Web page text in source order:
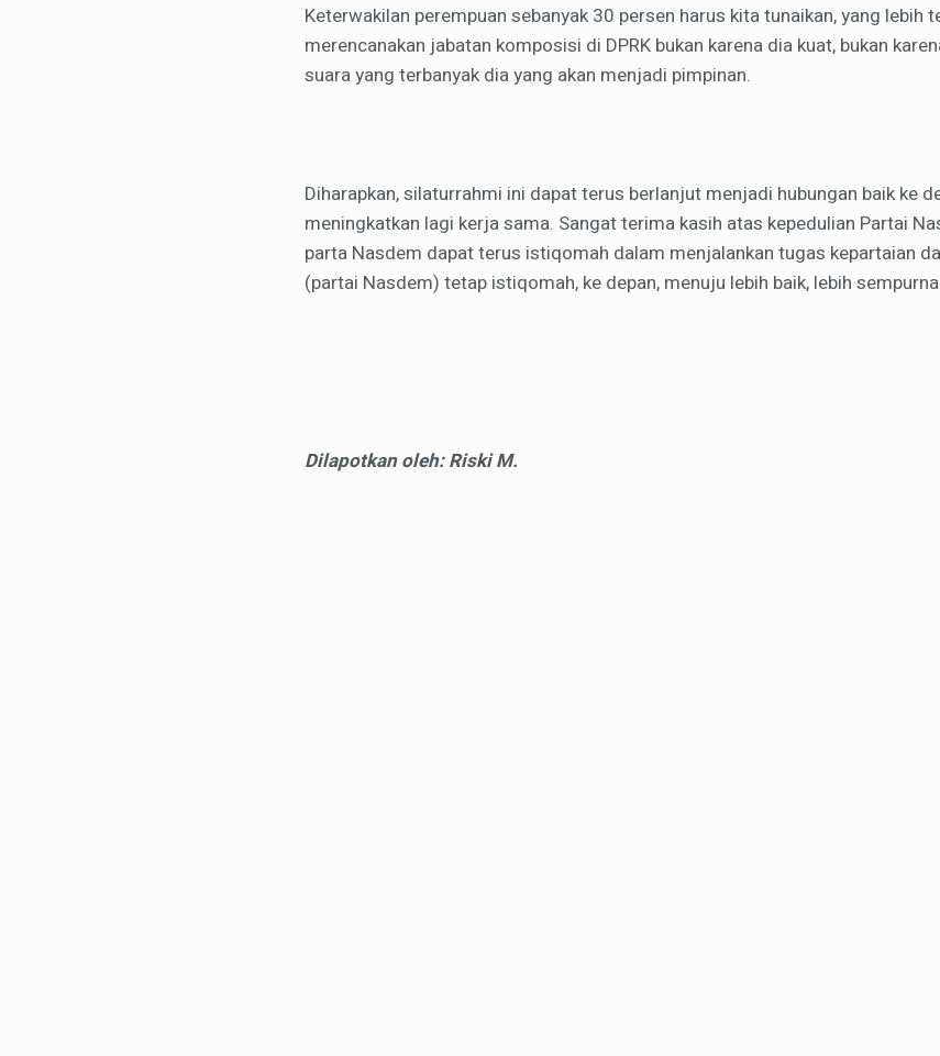
Keterwakilan perempuan sebanyak 30 persen harus kita tunaikan, yang lebih
merencanakan jabatan komposisi di DPRK bukan karena dia kuat, bukan
suara yang terbanyak dia yang akan menjadi pimpinan.
Diharapkan, silaturrahmi ini dapat terus berlanjut menjadi hubungan baik ke
meningkatkan lagi kerja sama. Sangat terima kasih atas kepedulian Partai
parta Nasdem dapat terus istiqomah dalam menjalankan tugas kepartaian
(partai Nasdem) tetap istiqomah, ke depan, menuju lebih baik, lebih
Dilapotkan oleh: Riski M.